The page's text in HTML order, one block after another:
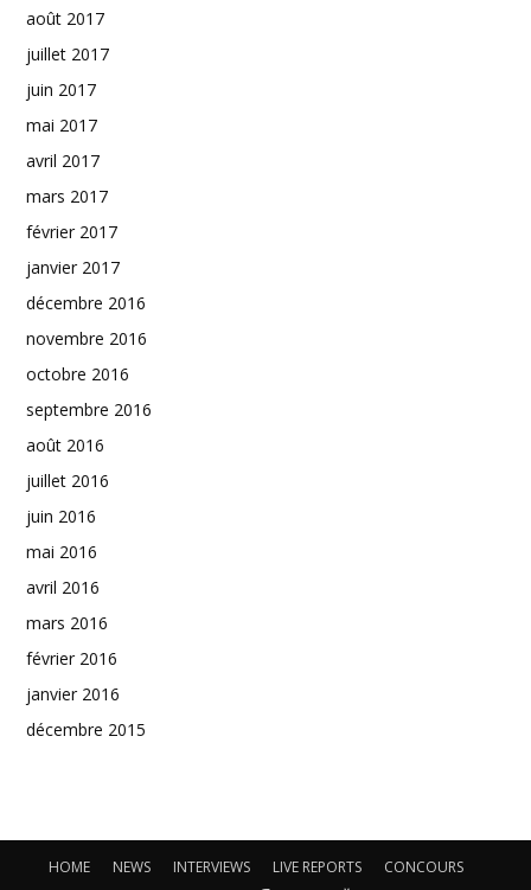
août 2017
juillet 2017
juin 2017
mai 2017
avril 2017
mars 2017
février 2017
janvier 2017
décembre 2016
novembre 2016
octobre 2016
septembre 2016
août 2016
juillet 2016
juin 2016
mai 2016
avril 2016
mars 2016
février 2016
janvier 2016
décembre 2015
HOME NEWS INTERVIEWS LIVE REPORTS CONCOURS